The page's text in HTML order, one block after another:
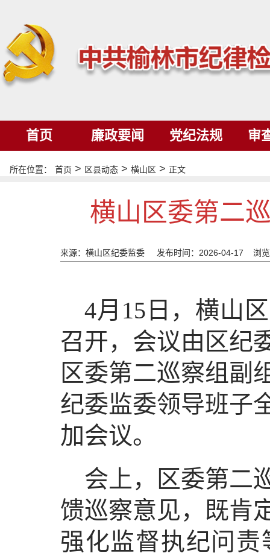
首页 廉政要闻 党纪法规 审
所在位置： 首页 > 区县动态 > 横山区 > 正文
横山区委第二
来源：横山区纪委监委 发布时间：2026-04-17 浏
4月15日，横山
召开，会议由区纪
区委第二巡察组副
纪委监委领导班子
加会议。
会上，区委第二
馈巡察意见，既肯
强化监督执纪问